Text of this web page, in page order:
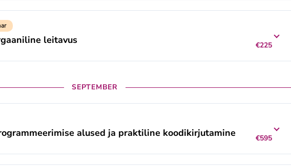
leitavus €225
SEPTEMBER
alused ja praktiline koodikirjutamine €595